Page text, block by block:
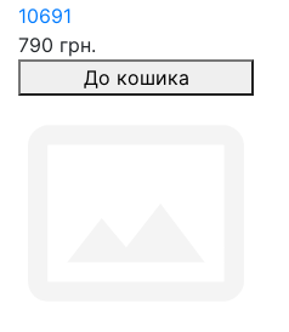
10691
790 грн.
До кошика